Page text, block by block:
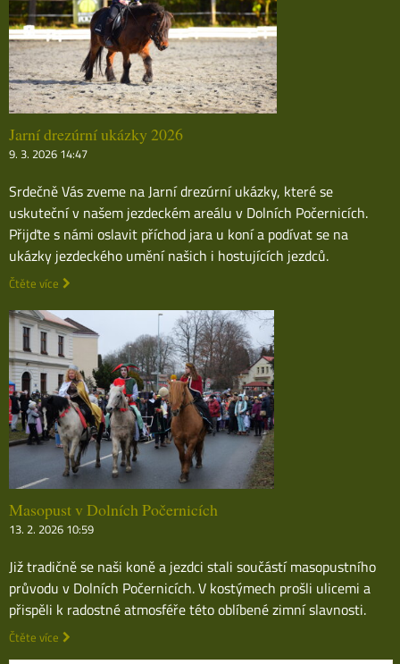
Jarní drezúrní ukázky 2026
9. 3. 2026 14:47
Srdečně Vás zveme na Jarní drezúrní ukázky, které se
uskuteční v našem jezdeckém areálu v Dolních Počernicích.
Přijďte s námi oslavit příchod jara u koní a podívat se na
ukázky jezdeckého umění našich i hostujících jezdců.
Čtěte více
Masopust v Dolních Počernicích
13. 2. 2026 10:59
Již tradičně se naši koně a jezdci stali součástí masopustního
průvodu v Dolních Počernicích. V kostýmech prošli ulicemi a
přispěli k radostné atmosféře této oblíbené zimní slavnosti.
Čtěte více